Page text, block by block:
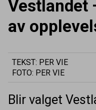
Vestlandet
av
TEKST: PER VIE
FOTO: PER VIE
Blir valget